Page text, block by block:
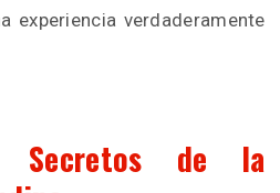
experiencia verdaderamente
Secretos de la